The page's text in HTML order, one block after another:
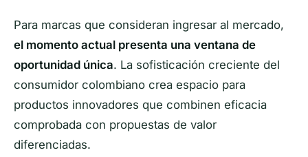
Para marcas que consideran ingresar al mercado,
el momento actual presenta una ventana de
oportunidad única. La sofisticación creciente del
consumidor colombiano crea espacio para
productos innovadores que combinen eficacia
comprobada con propuestas de valor
diferenciadas.